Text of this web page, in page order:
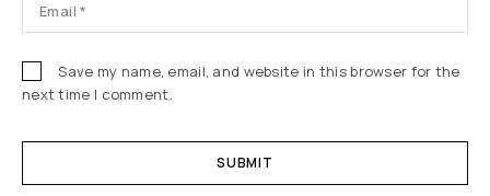
Save my name, email, and website in this browser for the
next time I comment.